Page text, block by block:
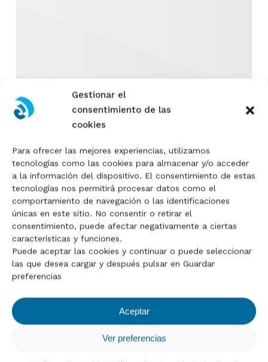
Gestionar el
consentimiento de las
cookies
Para ofrecer las mejores experiencias, utilizamos
tecnologías como las cookies para almacenar y/o acceder
a la información del dispositivo. El consentimiento de estas
tecnologías nos permitirá procesar datos como el
comportamiento de navegación o las identificaciones
únicas en este sitio. No consentir o retirar el
consentimiento, puede afectar negativamente a ciertas
características y funciones.
Puede aceptar las cookies y continuar o puede seleccionar
las que desea cargar y después pulsar en Guardar
preferencias
Aceptar
Ver preferencias
No hay productos en el
carrito.
Go To Shop
FORJAS 2000 BARCELONA,S.L.
Avda. Cerdanyola 79-81 Edificio INBISA II
4ª planta - oficina 15